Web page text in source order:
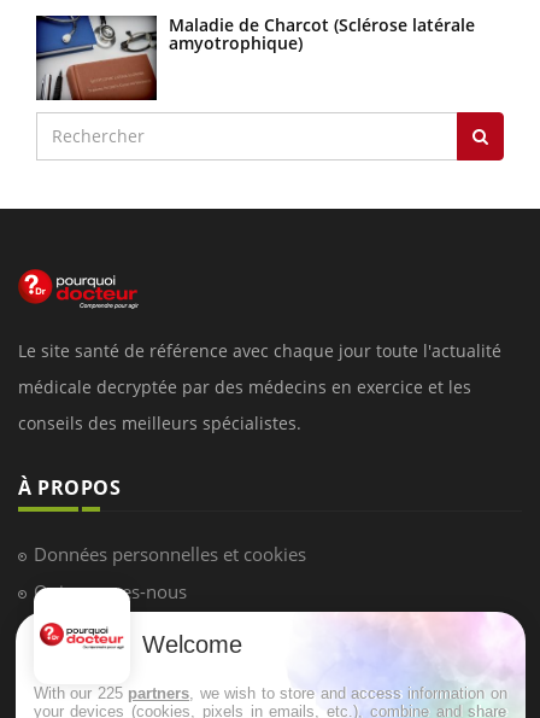
Maladie de Charcot (Sclérose latérale
amyotrophique)
Le site santé de référence avec chaque jour toute l'actualité
médicale decryptée par des médecins en exercice et les
conseils des meilleurs spécialistes.
À PROPOS
Données personnelles et cookies
Qui sommes-nous
Conditions d'utilisation
Mentions Légales
Welcome
With our 225 partners , we wish to store and access information on
your devices (cookies, pixels in emails, etc.), combine and share